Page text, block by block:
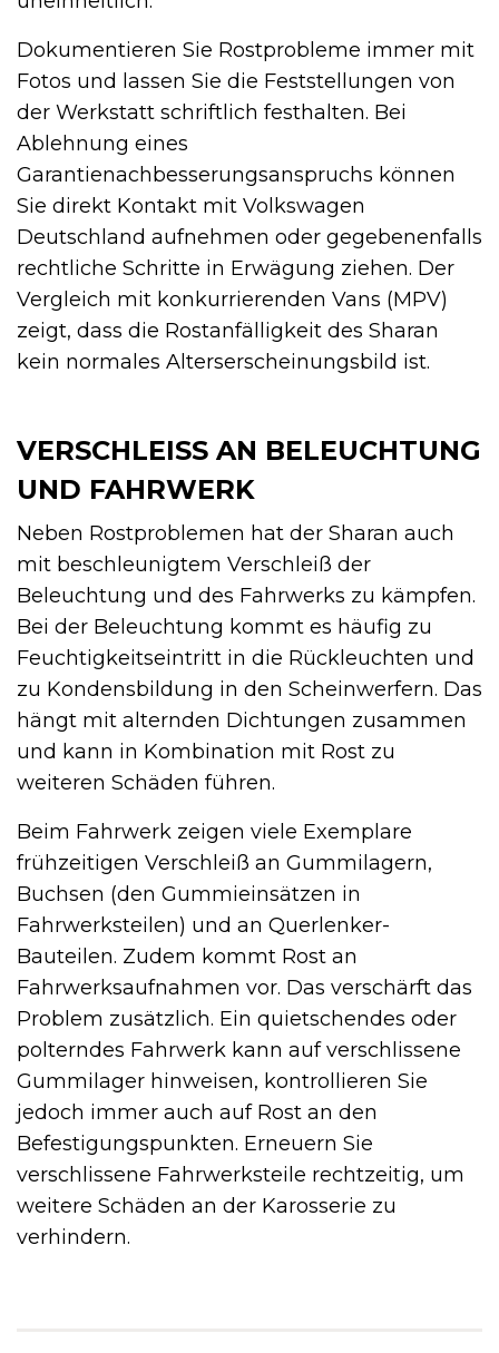
Dokumentieren Sie Rostprobleme immer mit
Fotos und lassen Sie die Feststellungen von
der Werkstatt schriftlich festhalten. Bei
Ablehnung eines
Garantienachbesserungsanspruchs können
Sie direkt Kontakt mit Volkswagen
Deutschland aufnehmen oder gegebenenfalls
rechtliche Schritte in Erwägung ziehen. Der
Vergleich mit konkurrierenden Vans (MPV)
zeigt, dass die Rostanfälligkeit des Sharan
kein normales Alterserscheinungsbild ist.
VERSCHLEISS AN BELEUCHTUNG U
ND FAHRWERK
Neben Rostproblemen hat der Sharan auch
mit beschleunigtem Verschleiß der
Beleuchtung und des Fahrwerks zu kämpfen.
Bei der Beleuchtung kommt es häufig zu
Feuchtigkeitseintritt in die Rückleuchten und
zu Kondensbildung in den Scheinwerfern. Das
hängt mit alternden Dichtungen zusammen
und kann in Kombination mit Rost zu
weiteren Schäden führen.
Beim Fahrwerk zeigen viele Exemplare
frühzeitigen Verschleiß an Gummilagern,
Buchsen (den Gummieinsätzen in
Fahrwerksteilen) und an Querlenker-
Bauteilen. Zudem kommt Rost an
Fahrwerksaufnahmen vor. Das verschärft das
Problem zusätzlich. Ein quietschendes oder
polterndes Fahrwerk kann auf verschlissene
Gummilager hinweisen, kontrollieren Sie
jedoch immer auch auf Rost an den
Befestigungspunkten. Erneuern Sie
verschlissene Fahrwerksteile rechtzeitig, um
weitere Schäden an der Karosserie zu
verhindern.